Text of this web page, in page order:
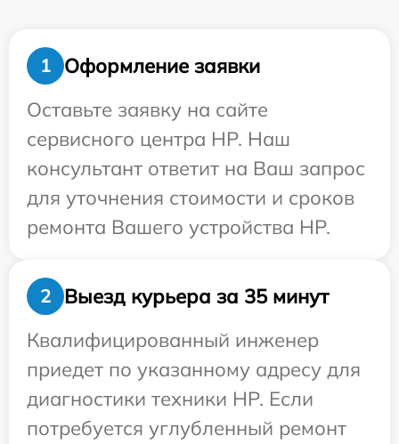
1
Оформление заявки
Оставьте заявку на сайте
сервисного центра HP. Наш
консультант ответит на Ваш запрос
для уточнения стоимости и сроков
ремонта Вашего устройства HP.
2
Выезд курьера за 35 минут
Квалифицированный инженер
приедет по указанному адресу для
диагностики техники HP. Если
потребуется углубленный ремонт